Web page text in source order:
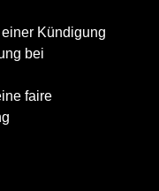
Kündigung
bei
faire